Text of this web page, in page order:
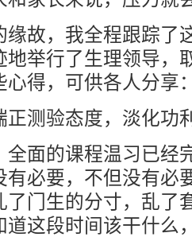
故，我全程跟踪了
地举行了生理领导，
心得，可供各人分享
测验态度，淡化功
面的课程温习已经
有必要，不但没有必
了门生的分寸，乱了
道这段时间该干什么